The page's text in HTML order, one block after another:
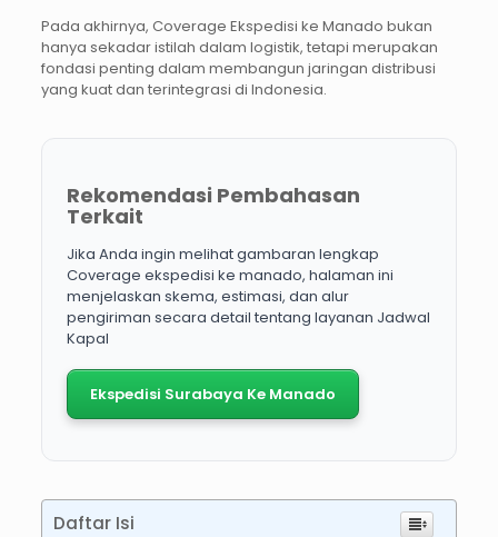
Pada akhirnya, Coverage Ekspedisi ke Manado bukan
hanya sekadar istilah dalam logistik, tetapi merupakan
fondasi penting dalam membangun jaringan distribusi
yang kuat dan terintegrasi di Indonesia.
Rekomendasi Pembahasan
Terkait
Jika Anda ingin melihat gambaran lengkap
Coverage ekspedisi ke manado, halaman ini
menjelaskan skema, estimasi, dan alur
pengiriman secara detail tentang layanan Jadwal
Kapal
Ekspedisi Surabaya Ke Manado
Daftar Isi